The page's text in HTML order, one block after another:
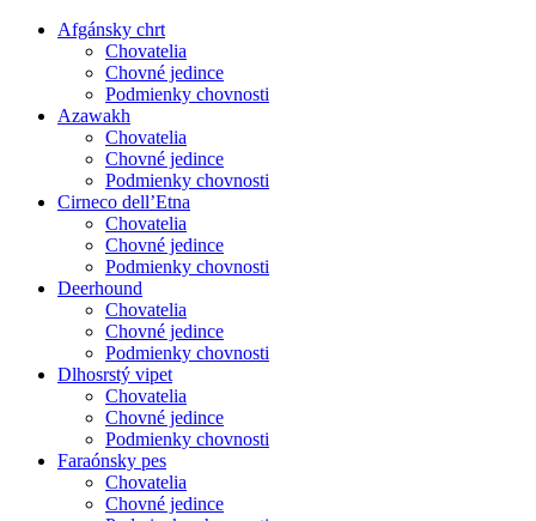
Afgánsky chrt
Chovatelia
Chovné jedince
Podmienky chovnosti
Azawakh
Chovatelia
Chovné jedince
Podmienky chovnosti
Cirneco dell’Etna
Chovatelia
Chovné jedince
Podmienky chovnosti
Deerhound
Chovatelia
Chovné jedince
Podmienky chovnosti
Dlhosrstý vipet
Chovatelia
Chovné jedince
Podmienky chovnosti
Faraónsky pes
Chovatelia
Chovné jedince